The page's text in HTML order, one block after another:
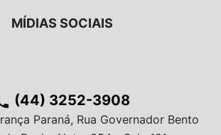
MÍDIAS SOCIAIS
(44) 3252-3908
Paraná, Rua Governador Bento